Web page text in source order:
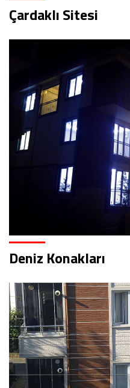
Çardaklı Sitesi
Deniz Konakları